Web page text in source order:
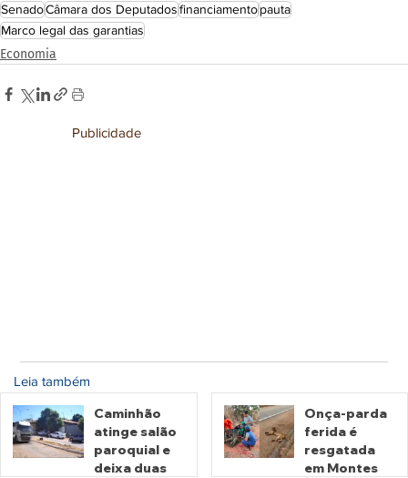
SenadoCâmara dos Deputadosfinanciamentopauta
Marco legal das garantias
Economia
Publicidade
Leia também
Caminhão
atinge salão
paroquial e
deixa duas
Onça-parda
ferida é
resgatada
em Montes